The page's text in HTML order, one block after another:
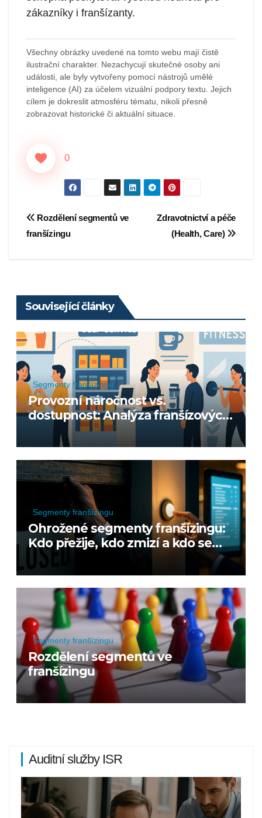
zákazníky i franšízanty.
Všechny obrázky uvedené na tomto webu mají čistě
ilustrační charakter. Nezachycují skutečné osoby ani
události, ale byly vytvořeny pomocí nástrojů umělé
inteligence (AI) za účelem vizuální podpory textu. Jejich
cílem je dokreslit atmosféru tématu, nikoli přesně
zobrazovat historické či aktuální situace.
0
Navigace
Zdravotnictví a péče
(Health, Care)
Rozdělení segmentů ve
franšízingu
Související články
Segmenty franšízingu
Provozní náročnost vs.
dostupnost: Analýza franšízových
segmentů
Segmenty franšízingu
Ohrožené segmenty franšízingu:
Kdo přežije, kdo zmizí a kdo se
znovu narodí
Segmenty franšízingu
Rozdělení segmentů ve
franšízingu
Auditní služby ISR